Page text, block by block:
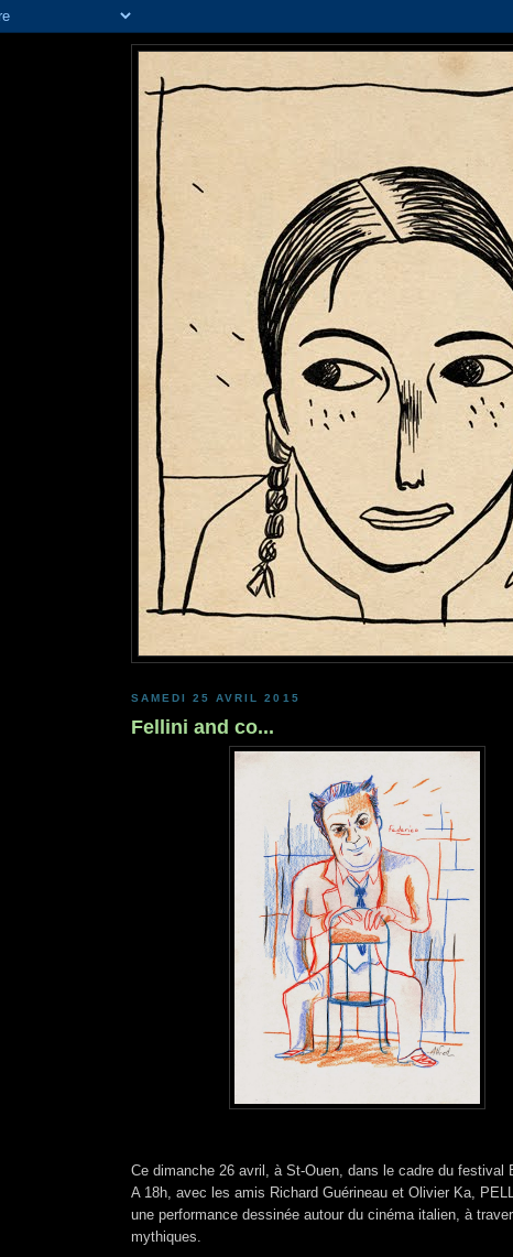
SAMEDI 25 AVRIL 2015
Fellini and co...
Ce dimanche 26 avril, à St-Ouen, dans le cadre du festival
A 18h, avec les amis Richard Guérineau et Olivier Ka,
une performance dessinée autour du cinéma italien, à
mythiques.